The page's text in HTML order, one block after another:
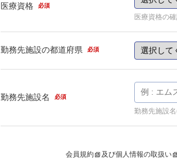
医療資格 必須
医療資格の
勤務先施設の都道府県 必須
勤務先施設名 必須
勤務先施設
会員規約 及び個人情報の取扱い